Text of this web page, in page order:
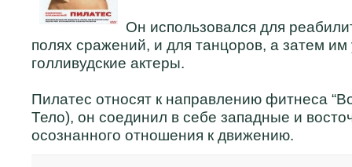
Он использовался для
полях сражений, и для танцоров, а затем им
голливудские актеры.
Пилатес относят к направлению фитнеса
Тело), он соединил в себе западные и
осознанного отношения к движению.